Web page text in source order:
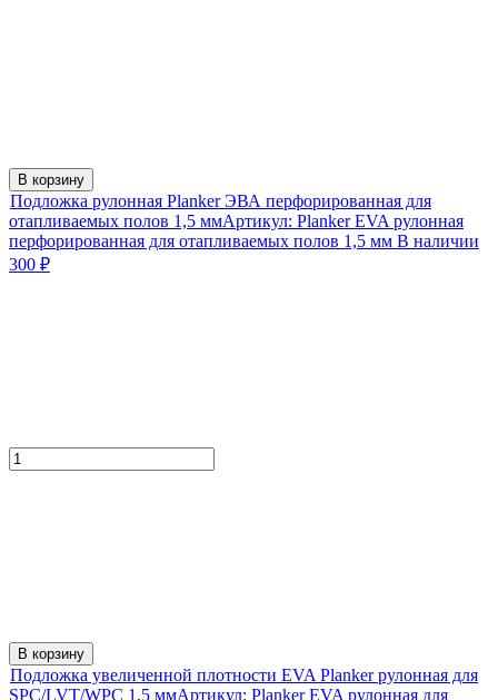
В корзину
Подложка рулонная Planker ЭВА перфорированная для
отапливаемых полов 1,5 ммАртикул: Planker EVA рулонная
перфорированная для отапливаемых полов 1,5 мм В наличии
300 ₽
В корзину
Подложка увеличенной плотности EVA Planker рулонная для
SPC/LVT/WPC 1,5 ммАртикул: Planker EVA рулонная для